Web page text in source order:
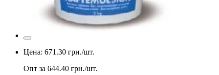
Цена: 671.30 грн./шт.
Опт за 644.40 грн./шт.